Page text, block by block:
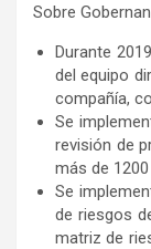
Sobre
Durante
del equipo
compañía,
Se
revisión de
más de
Se
de riesgos
matriz de